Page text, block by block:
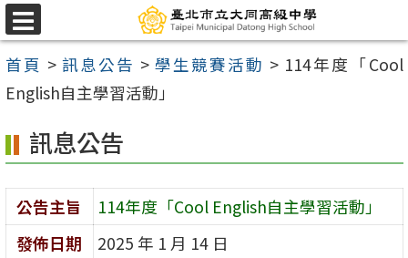
跳
至
主
要
容
區
選
單
首頁 > 訊息公告 > 學生競賽活動 > 114年度「Cool
English自主學習活動」
訊息公告
公告主旨
114年度「Cool English自主學習活動」
發佈日期
2025 年 1 月 14 日